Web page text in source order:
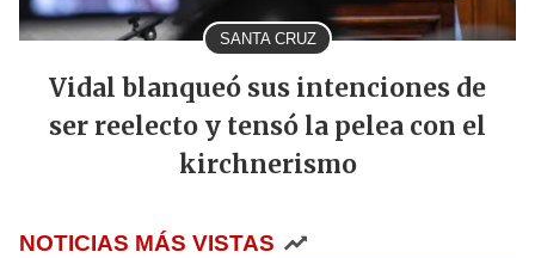
SANTA CRUZ
Vidal blanqueó sus intenciones de
ser reelecto y tensó la pelea con el
kirchnerismo
NOTICIAS MÁS VISTAS